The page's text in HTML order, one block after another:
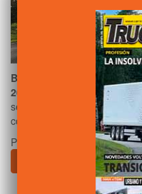
Bosch ha sido
2026
por su sistemaRoad
seguridad vial gracias al
conectada.
Publicado en
Componentes